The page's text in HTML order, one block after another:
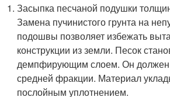
Засыпка песчаной подушки
Замена пучинистого грунта на
подошвы позволяет избежать
конструкции из земли. Песок
демпфирующим слоем. Он должен
средней фракции. Материал
послойным уплотнением.